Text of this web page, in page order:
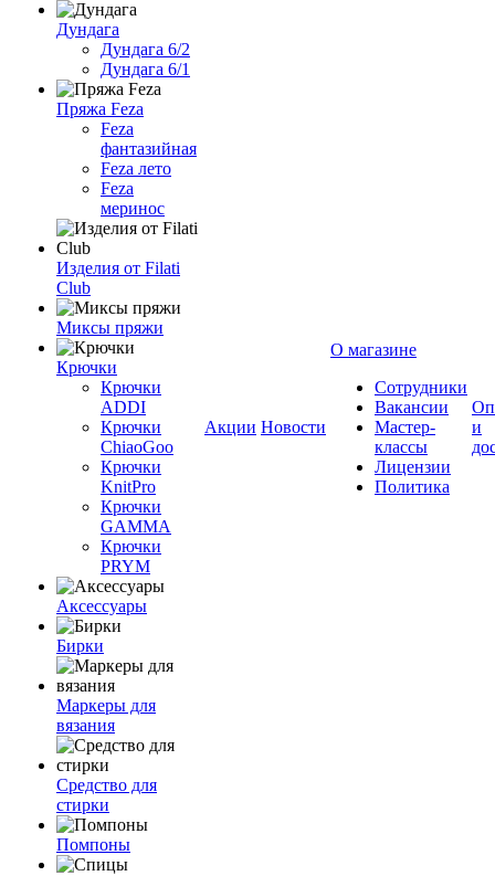
Дундага
Дундага 6/2
Дундага 6/1
Пряжа Feza
Feza
фантазийная
Feza лето
Feza
меринос
Изделия от Filati
Club
Миксы пряжи
Крючки
Крючки
ADDI
Крючки
ChiaoGoo
Крючки
KnitPro
Крючки
GAMMA
Крючки
PRYM
Аксессуары
Бирки
Маркеры для
вязания
Средство для
стирки
Помпоны
Акции Новости
О магазине
Сотрудники
Вакансии
Мастер-
классы
Лицензии
Политика
и